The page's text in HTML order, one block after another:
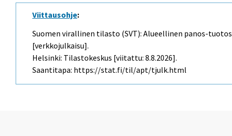
Viittausohje:
Suomen virallinen tilasto (SVT): Alueellinen panos-tuotos
[verkkojulkaisu].
Helsinki: Tilastokeskus [viitattu: 8.8.2026].
Saantitapa: https://stat.fi/til/apt/tjulk.html